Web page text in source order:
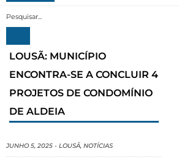
LOUSÃ: MUNICÍPIO
ENCONTRA-SE A CONCLUIR 4
PROJETOS DE CONDOMÍNIO
DE ALDEIA
JUNHO 5, 2025 - LOUSÃ, NOTÍCIAS